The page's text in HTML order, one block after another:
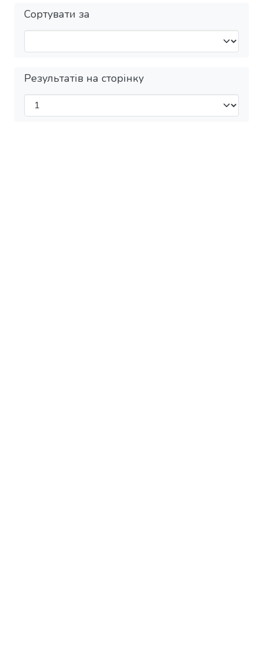
Сортувати за
Результатів на сторінку